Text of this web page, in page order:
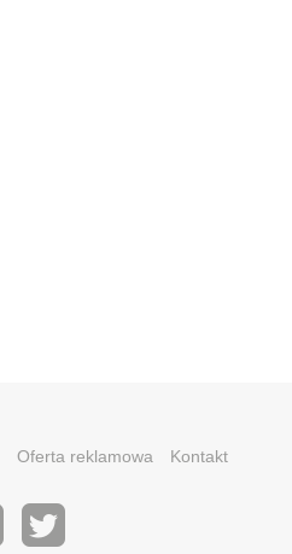
Oferta reklamowa Kontakt